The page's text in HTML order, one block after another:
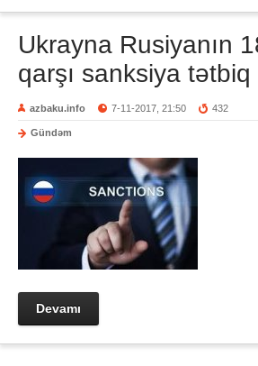
Ukrayna Rusiyanın
qarşı sanksiya
azbaku.info 7-11-2017, 21:50 432
Gündəm
Devamı